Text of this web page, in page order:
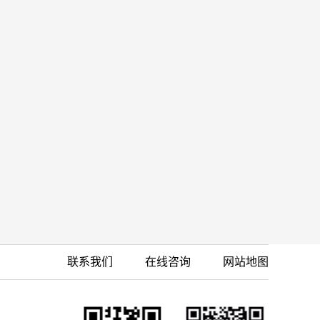
联系我们 在线咨询 网站地图